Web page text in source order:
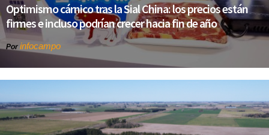
Optimismo cárnico tras la Sial China: los precios están
firmes e incluso podrían crecer hacia fin de año
Por infocampo